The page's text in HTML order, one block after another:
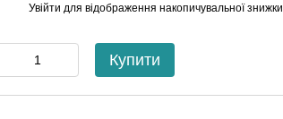
Увійти для відображення накопичувальної знижки
Купити